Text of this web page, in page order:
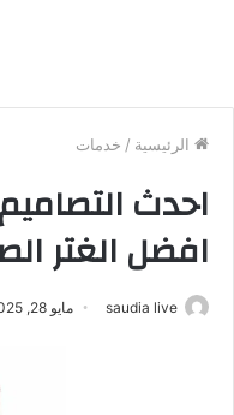
الرئيسية / خدمات
احدث
افضل الغتر
saudia live مايو 28, 2025